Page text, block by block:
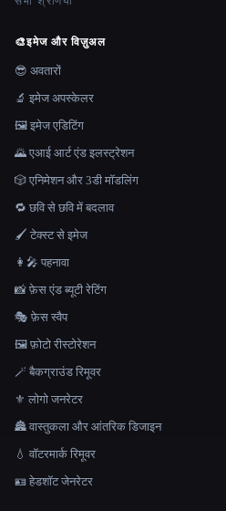
🎨इमेज और विज़ुअल
😎 अवतारों
🔬 इमेज अपस्केलर
🖼️ इमेज एडिटिंग
🌄 एआई आर्ट एंड इलस्ट्रेशन
🎲 एनिमेशन और 3डी मॉडलिंग
🔁 छवि से छवि में बदलाव
🖌️ टेक्स्ट से इमेज
👩‍🎤 पहनावा
📸 फ़ेस एंड ब्यूटी रेटिंग
🎭 फ़ेस स्वैप
🖼️ फ़ोटो रीस्टोरेशन
🪄 बैकग्राउंड रिमूवर
⚜️ लोगो जनरेटर
🏯 वास्तुकला और आंतरिक डिजाइन
💧 वॉटरमार्क रिमूवर
🪪 हेडशॉट जेनरेटर